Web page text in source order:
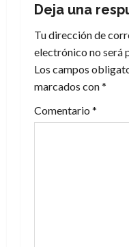
Deja una
Tu dirección de
electrónico no será
Los campos
marcados con*
Comentario *